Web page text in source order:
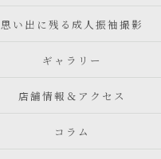
思い出に残る成人振袖撮影
ギャラリー
店舗情報＆アクセス
コラム